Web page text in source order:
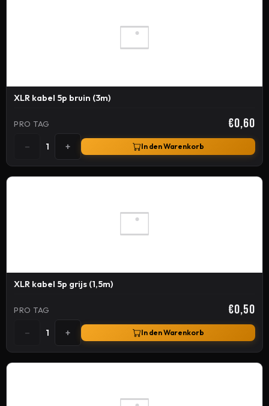
XLR kabel 5p bruin (3m)
PRO TAG €0,60
− 1 + In den Warenkorb
XLR kabel 5p grijs (1,5m)
PRO TAG €0,50
− 1 + In den Warenkorb